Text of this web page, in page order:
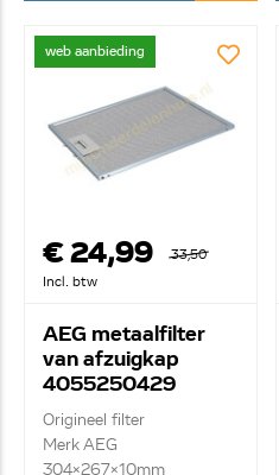
web aanbieding
€ 24,99
33,50
Incl. btw
AEG metaalfilter
van afzuigkap
4055250429
Origineel filter
Merk AEG
304x267x10mm